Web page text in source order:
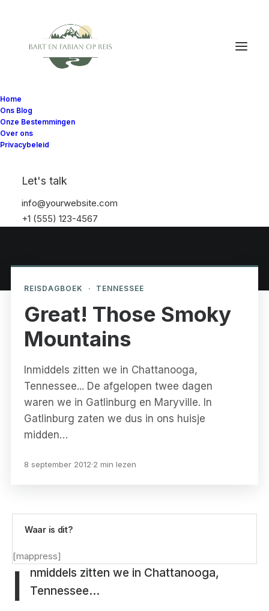
Home
Ons Blog
Onze Bestemmingen
Over ons
Privacybeleid
Let's talk
info@yourwebsite.com
+1 (555) 123-4567
REISDAGBOEK · TENNESSEE
Great! Those Smoky
Mountains
Inmiddels zitten we in Chattanooga,
Tennessee... De afgelopen twee dagen
waren we in Gatlinburg en Maryville. In
Gatlinburg zaten we dus in ons huisje
midden…
8 september 2012·2 min lezen
I
nmiddels zitten we in Chattanooga,
Tennessee…
Waar is dit?
[mappress]